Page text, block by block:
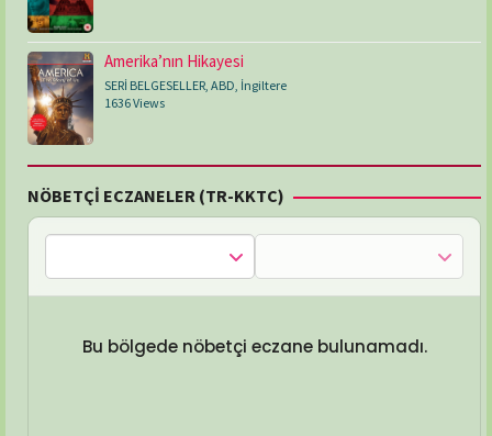
Amerika’nın Hikayesi
SERİ BELGESELLER ABD İngiltere
1636 Views
NÖBETÇİ ECZANELER (TR-KKTC)
Bu bölgede nöbetçi eczane bulunamadı.